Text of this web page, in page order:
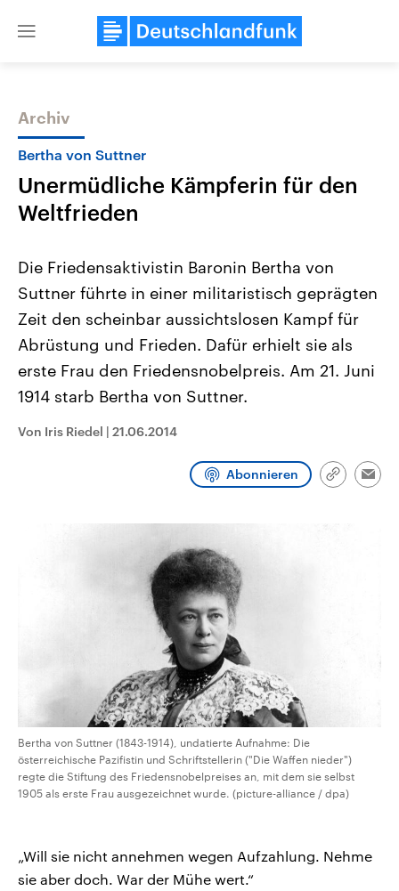
Close
Themen
Landtagswahl Sachsen-Anhalt
2026
Alle Informationen
Sachsen-Anhalt wählt am 6.
September 2026 einen neuen
Landtag. Seit 2021 wird das
Bundesland von einer Koalition aus
Umfragen, Prognosen,
Wahlprogramme, aktuelle Berichte
und Kandidaten der anstehenden
USA
Aktuelle Beiträge,
Hintergründe
Wirtschaftlich und
gehören die Vereinigten
den mächtigsten Ländern
mit großem Einfluss auf
Archiv
Bertha von Suttner
Unermüdliche Kämpferin für den
Weltfrieden
Die Friedensaktivistin Baronin Bertha von
Suttner führte in einer militaristisch geprägten
Zeit den scheinbar aussichtslosen Kampf für
Abrüstung und Frieden. Dafür erhielt sie als
erste Frau den Friedensnobelpreis. Am 21. Juni
1914 starb Bertha von Suttner.
Von Iris Riedel | 21.06.2014
Abonnieren
Link
Bertha von Suttner (1843-1914), undatierte Aufnahme: Die
österreichische Pazifistin und Schriftstellerin ("Die Waffen nieder")
regte die Stiftung des Friedensnobelpreises an, mit dem sie selbst
1905 als erste Frau ausgezeichnet wurde. (picture-alliance / dpa)
„Will sie nicht annehmen wegen Aufzahlung. Nehme
sie aber doch. War der Mühe wert.“